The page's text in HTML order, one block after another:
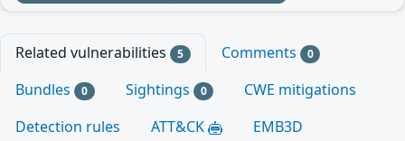
Related vulnerabilities 5 Comments 0
Bundles 0 Sightings 0
CWE mitigations
Detection rules
ATT&CK EMB3D